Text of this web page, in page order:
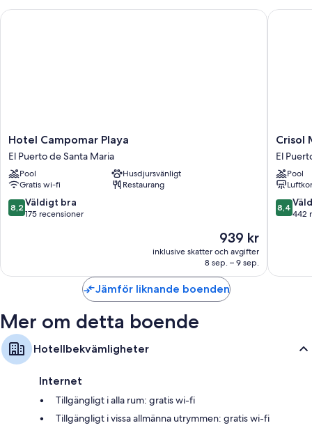
Flerspråkig personal, en dator och tvättjänster
24-tums tv med satellitkanaler
Garderober, daglig städning och skrivbord
Hotel
Campomar
Playa
El
Puerto
de
Santa
Hotel Campomar Playa
El Puerto de Santa Maria
Pool
Husdjursvänligt
Gratis wi-fi
Restaurang
8.2
av
8,2 Väldigt bra
175 recensioner
Priset
är
939 kr
939 kr
inklusive skatter och avgifter
8 sep. – 9 sep.
Hotel Campomar Playa
Crisol
de
San
Miguel
El
Puerto
Crisol
El
Pool
8.4
av
8,4
442
Crisol
Jämför liknande boenden
Mer om detta boende
Hotellbekvämligheter
Internet
Tillgängligt i alla rum: gratis wi-fi
Tillgängligt i vissa allmänna utrymmen: gratis wi-fi